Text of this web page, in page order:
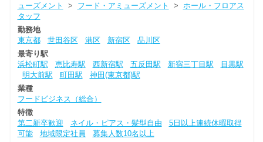
ューズメント
> フード・アミューズメント > ホール・フロアス
タッフ
勤務地
東京都
世田谷区 港区 新宿区
品川区
最寄り駅
浜松町駅
恵比寿駅 西新宿駅 五反田駅 新宿三丁目駅
目黒駅
明大前駅
町田駅
神田(東京都)駅
業種
フードビジネス（総合）
特徴
第二新卒歓迎
ネイル・ピアス・髪型自由
5日以上連続休暇取得
可能
地域限定社員 募集人数10名以上